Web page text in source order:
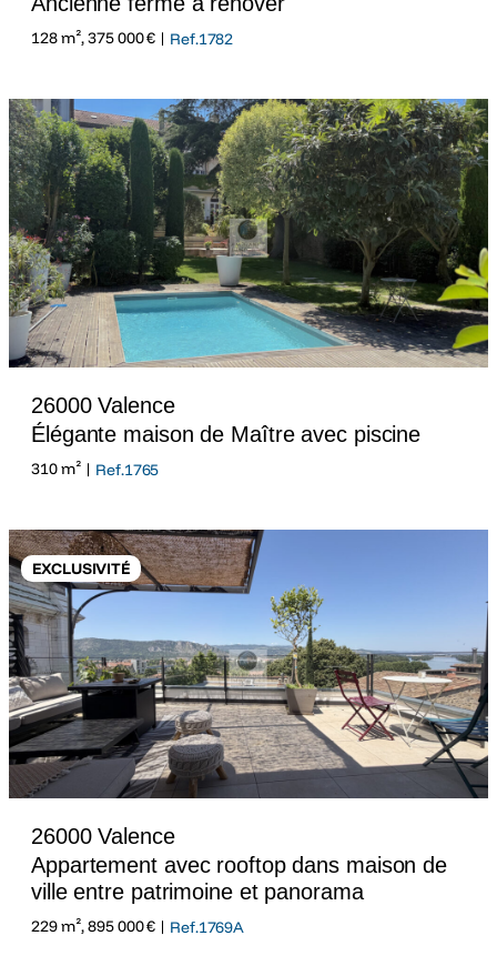
128 m², 375 000 € | Ref.1782
26000 Valence
Élégante maison de Maître avec piscine
310 m² | Ref.1765
EXCLUSIVITÉ
26000 Valence
Appartement avec rooftop dans maison de
ville entre patrimoine et panorama
229 m², 895 000 € | Ref.1769A